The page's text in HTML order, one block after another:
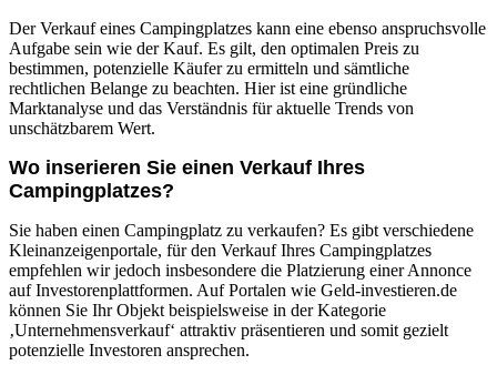
Der Verkauf eines Campingplatzes kann eine ebenso anspruchsvolle
Aufgabe sein wie der Kauf. Es gilt, den optimalen Preis zu
bestimmen, potenzielle Käufer zu ermitteln und sämtliche
rechtlichen Belange zu beachten. Hier ist eine gründliche
Marktanalyse und das Verständnis für aktuelle Trends von
unschätzbarem Wert.
Wo inserieren Sie einen Verkauf Ihres
Campingplatzes?
Sie haben einen Campingplatz zu verkaufen? Es gibt verschiedene
Kleinanzeigenportale, für den Verkauf Ihres Campingplatzes
empfehlen wir jedoch insbesondere die Platzierung einer Annonce
auf Investorenplattformen. Auf Portalen wie Geld-investieren.de
können Sie Ihr Objekt beispielsweise in der Kategorie
‚Unternehmensverkauf‘ attraktiv präsentieren und somit gezielt
potenzielle Investoren ansprechen.